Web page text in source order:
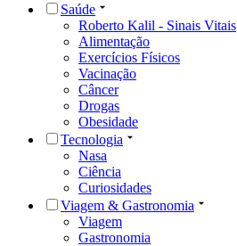
Saúde
Roberto Kalil - Sinais Vitais
Alimentação
Exercícios Físicos
Vacinação
Câncer
Drogas
Obesidade
Tecnologia
Nasa
Ciência
Curiosidades
Viagem & Gastronomia
Viagem
Gastronomia